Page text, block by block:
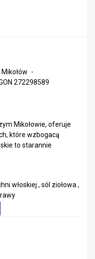
272298589
Mikołowie, oferuje
które wzbogacą
to starannie
włoskiej , sól ziołowa ,